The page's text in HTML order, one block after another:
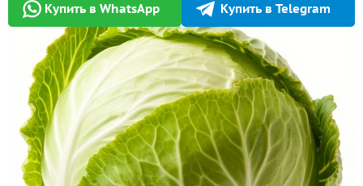
Купить в WhatsApp Купить в Telegram